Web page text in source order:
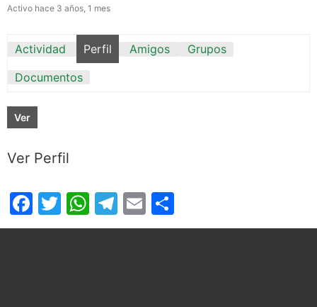
Activo hace 3 años, 1 mes
Actividad Perfil Amigos
Grupos
Documentos
Ver
Ver Perfil
Facebook
Twitter
WhatsApp
Telegram
Email